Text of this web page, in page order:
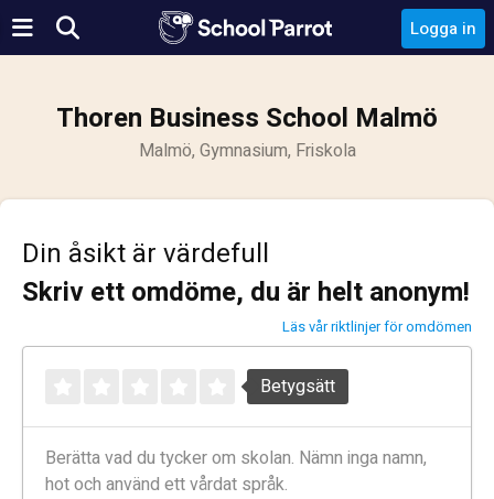
Logga in
Thoren Business School Malmö
Malmö, Gymnasium, Friskola
Din åsikt är värdefull
Skriv ett omdöme, du är helt anonym!
Läs vår riktlinjer för omdömen
Betygsätt